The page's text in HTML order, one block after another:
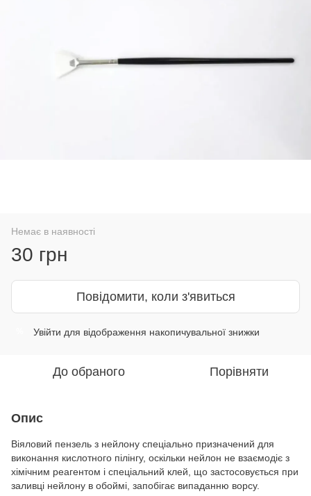
Немає в наявності
30 грн
Повідомити, коли з'явиться
Увійти для відображення накопичувальної знижки
До обраного Порівняти
Опис
Віяловий пензель з нейлону спеціально призначений для
виконання кислотного пілінгу, оскільки нейлон не взаємодіє з
хімічним реагентом і спеціальний клей, що застосовується при
заливці нейлону в обоймі, запобігає випаданню ворсу.